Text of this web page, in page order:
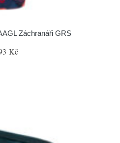
Záchranáři GRS
Kč